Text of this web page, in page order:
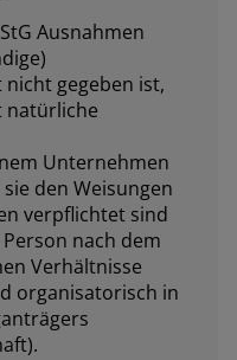
Ausnahmen
gegeben ist,
natürliche
Unternehmen
den Weisungen
verpflichtet sind
nach dem
Verhältnisse
organisatorisch in